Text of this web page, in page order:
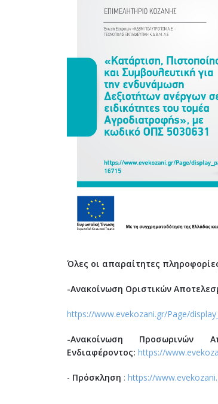
Όλες οι απαραίτητες
-Ανακοίνωση Οριστικών
https://www.evekozani.gr/Page/
-Ανακοίνωση Προσωρινών
Ενδιαφέροντος: https://
- Πρόσκληση : https://